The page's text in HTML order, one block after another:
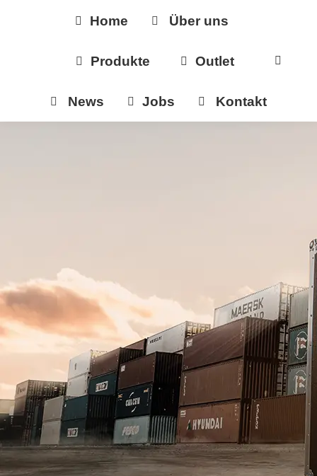
Home Über uns
Produkte Outlet
News Jobs Kontakt